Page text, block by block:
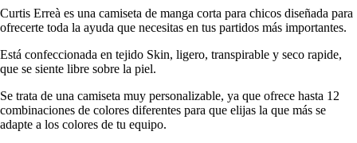
Curtis Erreà es una camiseta de manga corta para chicos diseñada para
ofrecerte toda la ayuda que necesitas en tus partidos más importantes.
Está confeccionada en tejido Skin, ligero, transpirable y seco rapide,
que se siente libre sobre la piel.
Se trata de una camiseta muy personalizable, ya que ofrece hasta 12
combinaciones de colores diferentes para que elijas la que más se
adapte a los colores de tu equipo.